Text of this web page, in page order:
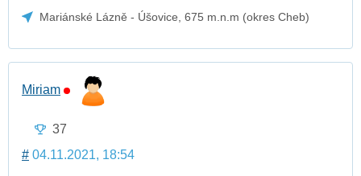
Mariánské Lázně - Úšovice, 675 m.n.m (okres Cheb)
Miriam
37
# 04.11.2021, 18:54